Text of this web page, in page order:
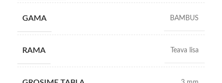
GAMA BAMBUS
RAMA Teava lisa